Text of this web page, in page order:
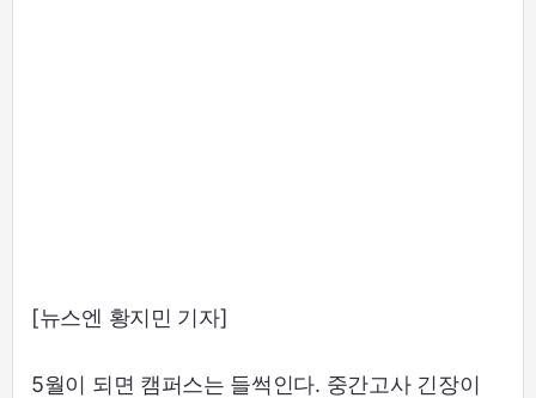
[뉴스엔 황지민 기자]
5월이 되면 캠퍼스는 들썩인다. 중간고사 긴장이